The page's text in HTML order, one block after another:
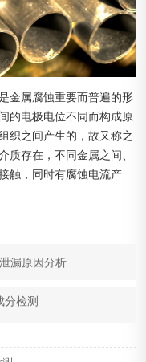
金属腐蚀重要而普遍的形
的电极电位不同而构成原
织之间产生的，故又称之
质存在，不同金属之间、
触，同时有腐蚀电流产
漏原因分析
分检测